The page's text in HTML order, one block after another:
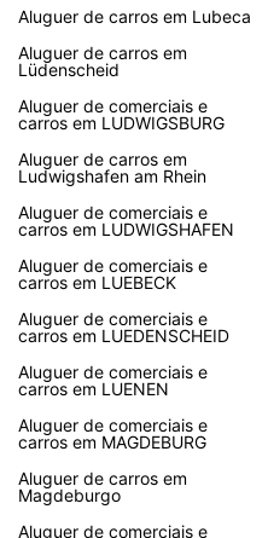
Aluguer de carros em Lubeca
Aluguer de carros em
Lüdenscheid
Aluguer de comerciais e
carros em LUDWIGSBURG
Aluguer de carros em
Ludwigshafen am Rhein
Aluguer de comerciais e
carros em LUDWIGSHAFEN
Aluguer de comerciais e
carros em LUEBECK
Aluguer de comerciais e
carros em LUEDENSCHEID
Aluguer de comerciais e
carros em LUENEN
Aluguer de comerciais e
carros em MAGDEBURG
Aluguer de carros em
Magdeburgo
Aluguer de comerciais e